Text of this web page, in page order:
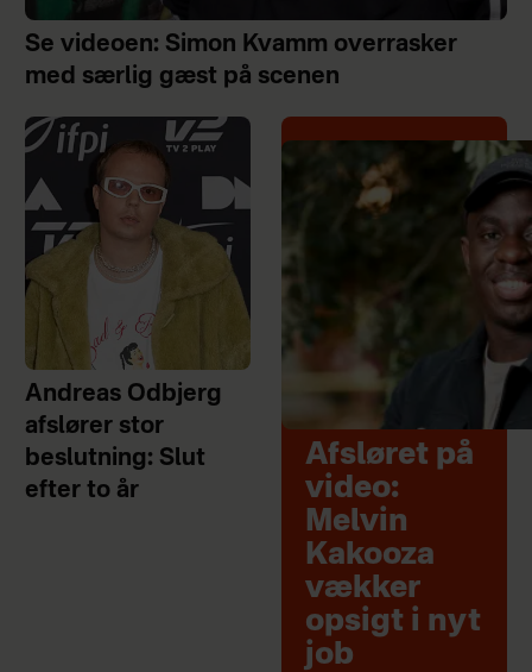
Se videoen: Simon Kvamm overrasker
med særlig gæst på scenen
Andreas Odbjerg
afslører stor
beslutning: Slut
efter to år
Afsløret på
video:
Melvin
Kakooza
vækker
opsigt i nyt
job